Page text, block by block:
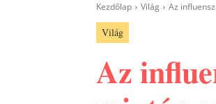
Kezdőlap Világ Az
Világ
Az